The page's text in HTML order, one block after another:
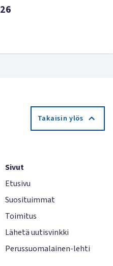
Takaisin ylös
Sivut
Etusivu
Suosituimmat
Toimitus
Lähetä uutisvinkki
Perussuomalainen-lehti